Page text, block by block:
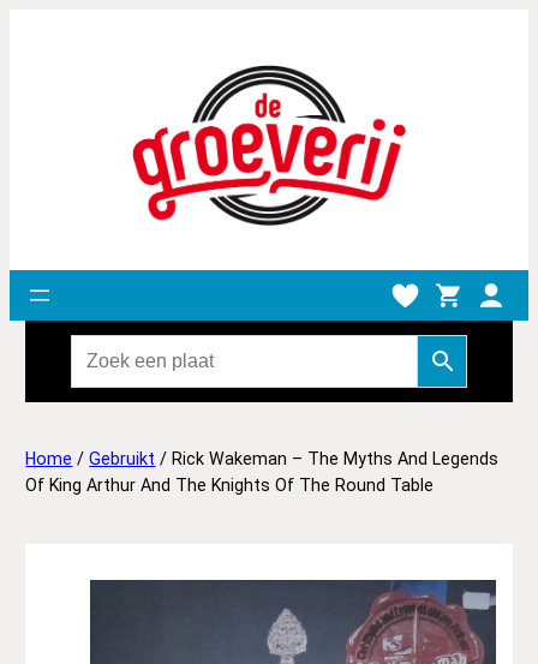
Home /Gebruikt / Rick Wakeman – The Myths And Legends
Of King Arthur And The Knights Of The Round Table